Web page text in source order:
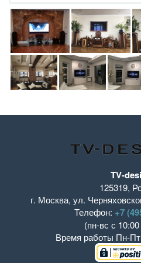
TV-
125319,
г. Москва, ул.
Телефон: +7
(пн-вс с
Время работы Пн-